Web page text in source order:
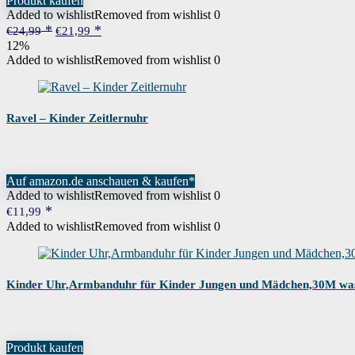
Garantie
Sie sich bitte direkt an den
Added to wishlistRemoved from wishlist 0
€24,99
Ursprünglicher
war:
€24,99
€21,99
ist:
€21,99.
12%
Added to wishlistRemoved from wishlist 0
Ravel – Kinder Zeitlernuhr
Auf amazon.de anschauen & kaufen*
Added to wishlistRemoved from wishlist 0
€11,99
Added to wishlistRemoved from wishlist 0
Kinder Uhr,Armbanduhr für Kinder Jungen und Mädchen,30M
Produkt kaufen